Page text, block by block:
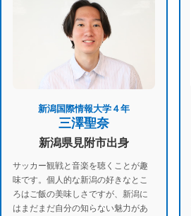
新潟国際情報大学４年
三澤聖奈
新潟県見附市出身
サッカー観戦と音楽を聴くことが趣
味です。個人的な新潟の好きなとこ
ろはご飯の美味しさですが、新潟に
はまだまだ自分の知らない魅力があ